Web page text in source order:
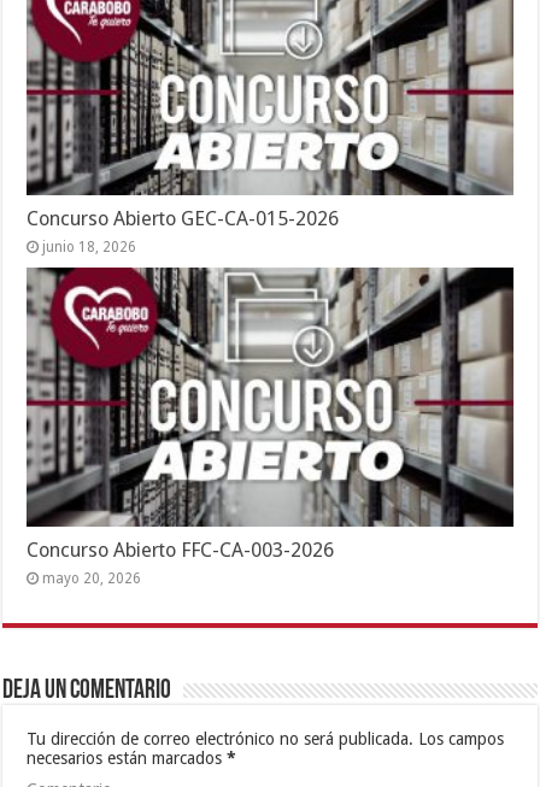
Concurso Abierto GEC-CA-015-2026
junio 18, 2026
Concurso Abierto FFC-CA-003-2026
mayo 20, 2026
Deja un comentario
Tu dirección de correo electrónico no será publicada. Los campos
necesarios están marcados*